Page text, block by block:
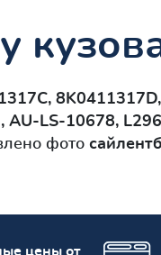
LS-10678,
фото
цены от